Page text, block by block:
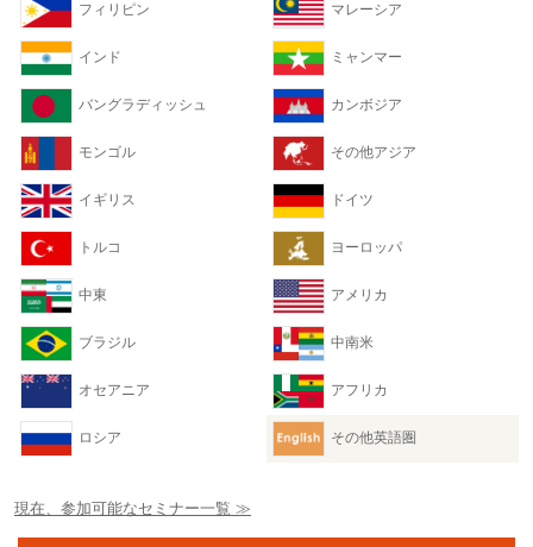
フィリピン マレーシア
インド ミャンマー
バングラディッシュ カンボジア
モンゴル その他アジア
イギリス ドイツ
トルコ ヨーロッパ
中東 アメリカ
ブラジル 中南米
オセアニア アフリカ
ロシア その他英語圏
現在、参加可能なセミナー一覧 ≫